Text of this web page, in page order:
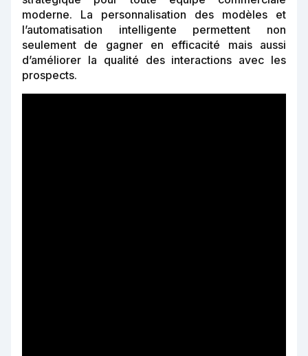
moderne. La personnalisation des modèles et
l’automatisation intelligente permettent non
seulement de gagner en efficacité mais aussi
d’améliorer la qualité des interactions avec les
prospects.